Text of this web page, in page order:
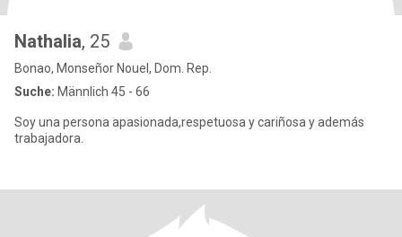
Nathalia, 25
Bonao, Monseñor Nouel, Dom. Rep.
Suche: Männlich 45 - 66
Soy una persona apasionada,respetuosa y cariñosa y además
trabajadora.